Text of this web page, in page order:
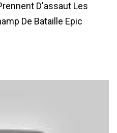
D'assaut Les
De Bataille Epic